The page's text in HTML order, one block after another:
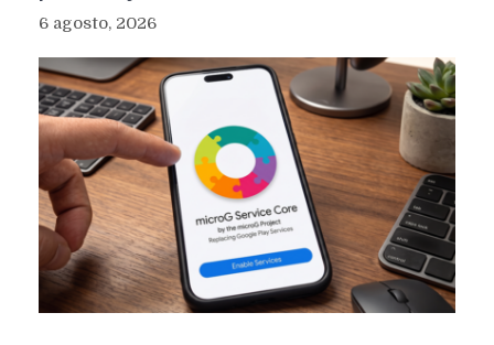
6 agosto, 2026